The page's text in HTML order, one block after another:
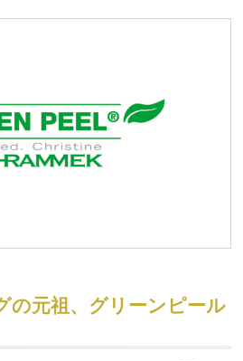
の元祖、グリーンピール